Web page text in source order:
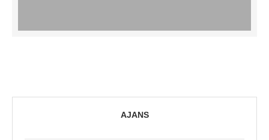
AJANS